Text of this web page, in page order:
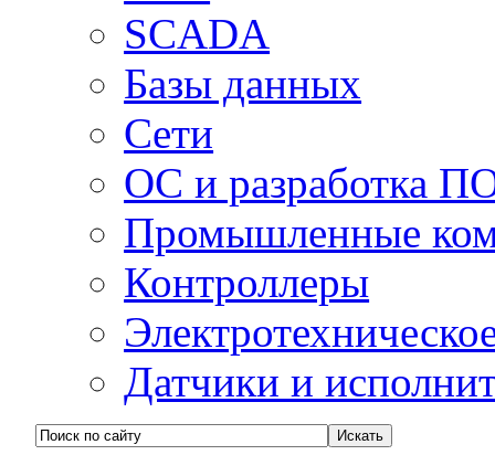
SCADA
Базы данных
Сети
ОС и разработка
Промышленные
Контроллеры
Датчики и